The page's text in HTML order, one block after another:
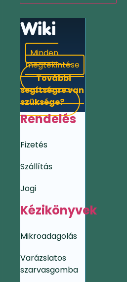
Wiki
Minden
megtekintése
További
segítségre van
szüksége?
Rendelés
Fizetés
Szállítás
Jogi
Kézikönyvek
Mikroadagolás
Varázslatos
szarvasgomba